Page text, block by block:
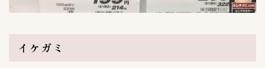
イケガミ